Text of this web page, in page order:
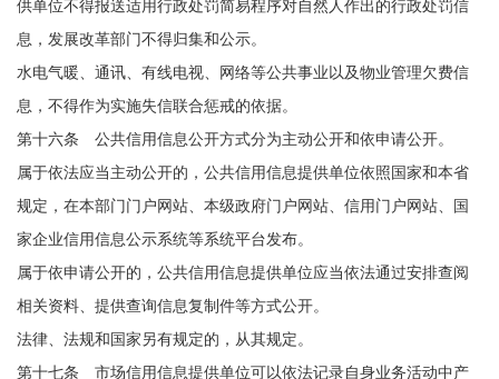
供单位不得报送适用行政处罚简易程序对自然人作出的行政处罚信
息，发展改革部门不得归集和公示。
水电气暖、通讯、有线电视、网络等公共事业以及物业管理欠费信
息，不得作为实施失信联合惩戒的依据。
第十六条 公共信用信息公开方式分为主动公开和依申请公开。
属于依法应当主动公开的，公共信用信息提供单位依照国家和本省
规定，在本部门门户网站、本级政府门户网站、信用门户网站、国
家企业信用信息公示系统等系统平台发布。
属于依申请公开的，公共信用信息提供单位应当依法通过安排查阅
相关资料、提供查询信息复制件等方式公开。
法律、法规和国家另有规定的，从其规定。
第十七条 市场信用信息提供单位可以依法记录自身业务活动中产